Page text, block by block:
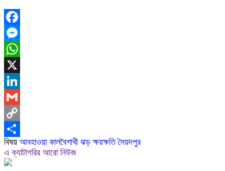
Facebook
Messenger
WhatsApp
X
LinkedIn
Gmail
Copy
Link
Share
বিষয় আবহাওয়া কালবৈশাখী ঝড় ক্ষয়ক্ষতি সৈয়দপুর
এ ক্যাটাগরির আরো নিউজ